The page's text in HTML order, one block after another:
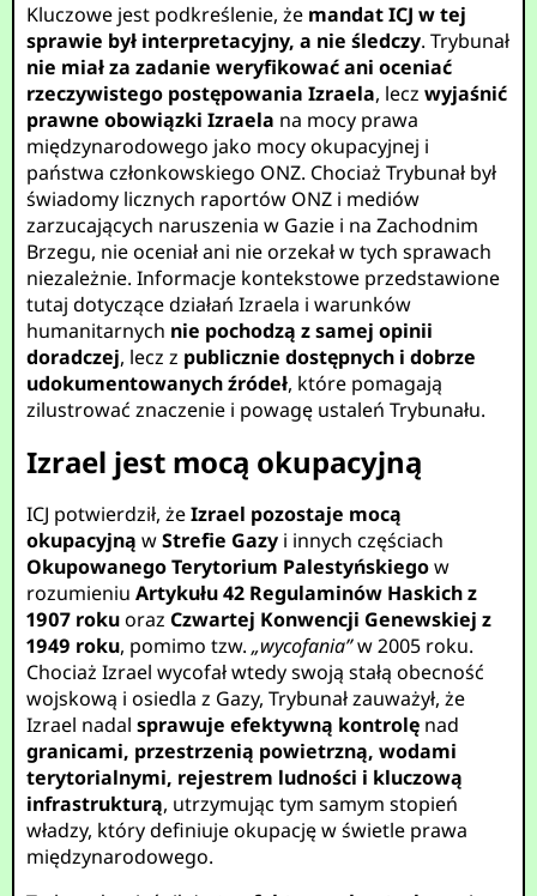
Kluczowe jest podkreślenie, że mandat ICJ w tej
sprawie był interpretacyjny, a nie śledczy. Trybunał
nie miał za zadanie weryfikować ani oceniać
rzeczywistego postępowania Izraela, leczwyjaśnić
prawne obowiązki Izraela na mocy prawa
międzynarodowego jako mocy okupacyjnej i
państwa członkowskiego ONZ. Chociaż Trybunał był
świadomy licznych raportów ONZ i mediów
zarzucających naruszenia w Gazie i na Zachodnim
Brzegu, nie oceniał ani nie orzekał w tych sprawach
niezależnie. Informacje kontekstowe przedstawione
tutaj dotyczące działań Izraela i warunków
humanitarnych nie pochodzą z samej opinii
doradczej, lecz z publicznie dostępnych i dobrze
udokumentowanych źródeł, które pomagają
zilustrować znaczenie i powagę ustaleń Trybunału.
Izrael jest mocą okupacyjną
ICJ potwierdził, żeIzrael pozostaje mocą
okupacyjną wStrefie Gazy i innych częściach
Okupowanego Terytorium Palestyńskiegow
rozumieniuArtykułu 42 Regulaminów Haskich z
1907 rokuorazCzwartej Konwencji Genewskiej z
1949 roku, pomimo tzw.„wycofania”w 2005 roku.
Chociaż Izrael wycofał wtedy swoją stałą obecność
wojskową i osiedla z Gazy, Trybunał zauważył, że
Izrael nadalsprawuje efektywną kontrolę nad
granicami, przestrzenią powietrzną, wodami
terytorialnymi, rejestrem ludności i kluczową
infrastrukturą, utrzymując tym samym stopień
władzy, który definiuje okupację w świetle prawa
międzynarodowego.